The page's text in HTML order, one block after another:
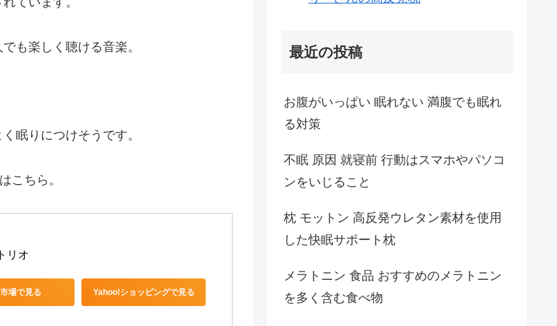
も楽しく聴ける音楽。
眠りにつけそうです。
こちら。
リオ
場で見る Yahoo!ショッピングで見る
最近の投稿
お腹がいっぱい 眠れない 満腹でも眠れ
る対策
不眠 原因 就寝前 行動はスマホやパソコ
ンをいじること
枕 モットン 高反発ウレタン素材を使用
した快眠サポート枕
メラトニン 食品 おすすめのメラトニン
を多く含む食べ物